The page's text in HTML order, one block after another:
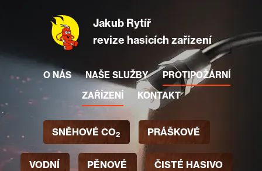
Jakub Rytíř
revize hasicích zařízení
O NÁS NAŠE SLUŽBY
PROTIPOŽÁRNÍ
ZAŘÍZENÍ
KONTAKT
SNĚHOVÉ CO2 PRÁŠKOVÉ
VODNÍ PĚNOVÉ ČISTÉ HASIVO